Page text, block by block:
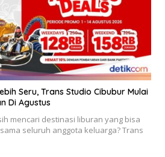
Seru, Trans Studio Cibubur Mulai
Di Agustus
mencari destinasi liburan yang bisa
seluruh anggota keluarga? Trans